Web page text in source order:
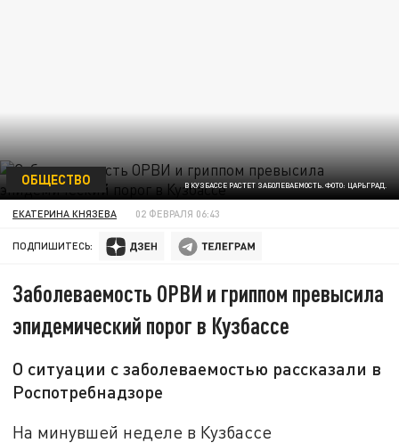
В КУЗБАССЕ РАСТЕТ ЗАБОЛЕВАЕМОСТЬ. ФОТО: ЦАРЬГРАД.
ОБЩЕСТВО
ЕКАТЕРИНА КНЯЗЕВА 02 ФЕВРАЛЯ 06:43
ПОДПИШИТЕСЬ:
Заболеваемость ОРВИ и гриппом превысила
эпидемический порог в Кузбассе
О ситуации с заболеваемостью рассказали в
Роспотребнадзоре
На минувшей неделе в Кузбассе